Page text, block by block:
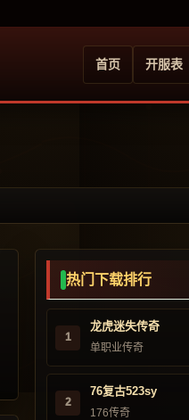
首页 开服表
热门下载排行
1
龙虎迷失传奇
单职业传奇
2
76复古523sy
176传奇